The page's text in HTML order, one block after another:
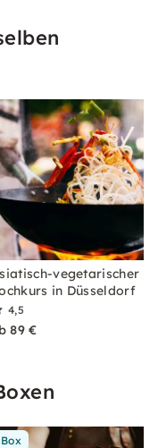
glänzen.
vegetarischer
in Düsseldorf
4,5
89 €
Box